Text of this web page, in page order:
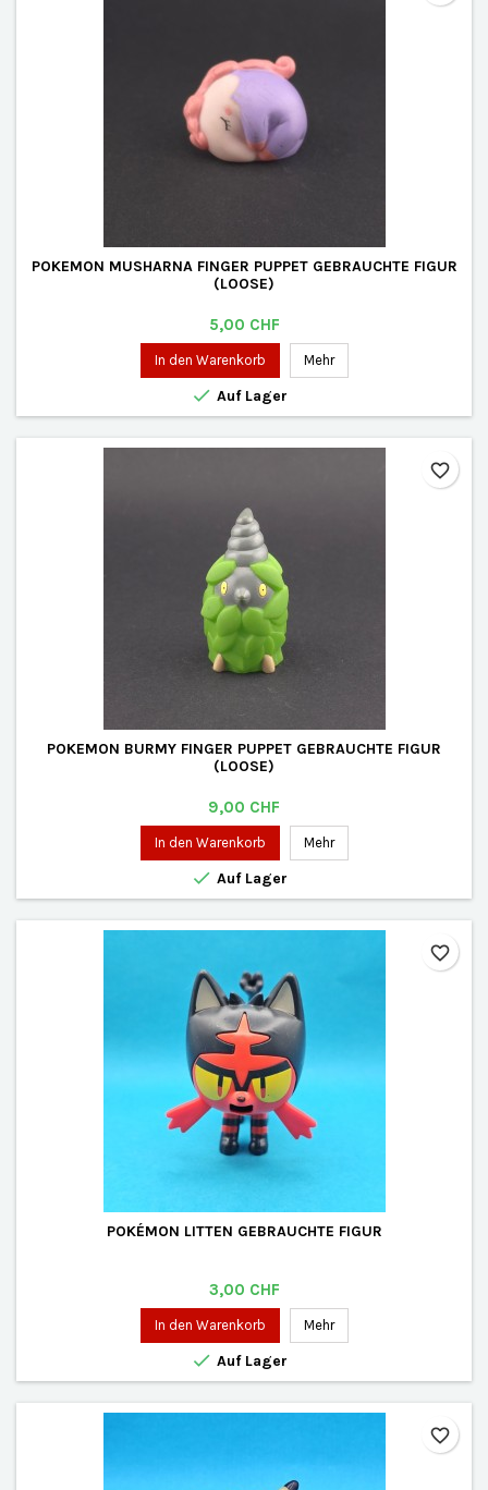
POKEMON MUSHARNA FINGER PUPPET GEBRAUCHTE FIGUR
(LOOSE)
Preis
5,00 CHF
In den Warenkorb Mehr
 Auf Lager
POKEMON BURMY FINGER PUPPET GEBRAUCHTE FIGUR
(LOOSE)
Preis
9,00 CHF
In den Warenkorb Mehr
 Auf Lager
favorite_border
POKÉMON LITTEN GEBRAUCHTE FIGUR
Preis
3,00 CHF
In den Warenkorb Mehr
 Auf Lager
favorite_border
favorite_border